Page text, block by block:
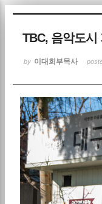
TBC, 음악도시
by 이대희부목사